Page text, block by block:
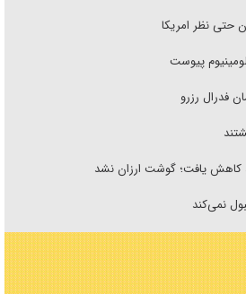
حتی نظر امریکا
پیوست
فدرال رزرو
نمی‌کند